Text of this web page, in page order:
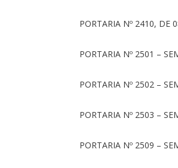
PORTARIA Nº 2410, DE
PORTARIA Nº 2501 –
PORTARIA Nº 2502 –
PORTARIA Nº 2503 –
PORTARIA Nº 2509 –